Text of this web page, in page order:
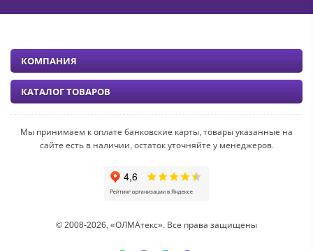
Мы принимаем к оплате банковские карты, товары указанные на
сайте есть в наличии, остаток уточняйте у менеджеров.
© 2008-2026, «ОЛМАтекс». Все права защищены
КОМПАНИЯ
КАТАЛОГ ТОВАРОВ